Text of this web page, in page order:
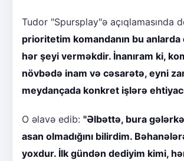
Tudor "Spursplay"ə açıqlamasında
prioritetim komandanın bu anlarda
hər şeyi verməkdir. İnanıram ki,
növbədə inam və cəsarətə, eyni
meydançada konkret işlərə
O əlavə edib: "Əlbəttə, bura
asan olmadığını bilirdim.
yoxdur. İlk gündən dediyim kimi,